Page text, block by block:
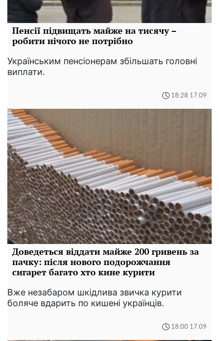
Пенсії підвищать майже на тисячу –
робити нічого не потрібно
Українським пенсіонерам збільшать головні
виплати.
18:28 17.09
Доведеться віддати майже 200 гривень за
пачку: після нового подорожчання
сигарет багато хто кине курити
Вже незабаром шкідлива звичка курити
боляче вдарить по кишені українців.
18:00 17.09